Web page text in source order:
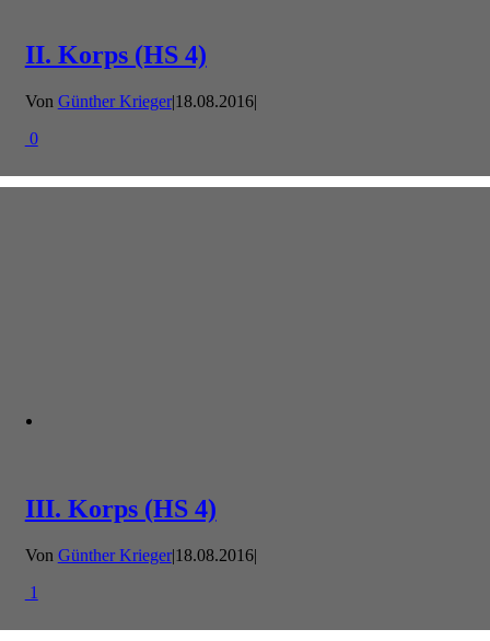
II. Korps (HS 4)
Von Günther Krieger|18.08.2016|
0
III. Korps (HS 4)
Von Günther Krieger|18.08.2016|
1